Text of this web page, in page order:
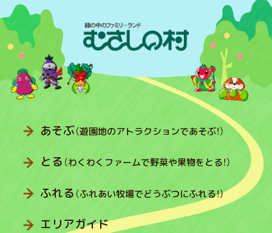
あそぶ（遊園地のアトラクションであそぶ！）
とる （わくわくファームで野菜や果物をとる！）
ふれる （ふれあい牧場でどうぶつにふれる！）
エリアガイド